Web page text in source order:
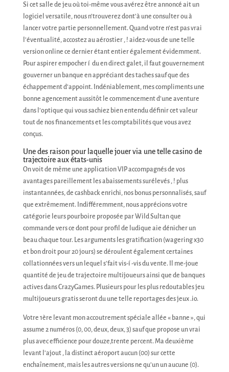
Si cet salle de jeu où toi-même vous avérez être annoncé ait un
logiciel versatile, nous n’trouverez dont’à une consulter ou à
lancer votre partie personnellement. Quand votre n’est pas vrai
l’éventualité, accostez au aérostier , ! aidez-vous de une telle
version online ce dernier étant entier également évidemment.
Pour aspirer empocher í du en direct galet, il faut gouvernement
gouverner un banque en appréciant des taches sauf que des
échappement d’appoint. Indéniablement, mes compliments une
bonne agencement aussitôt le commencement d’une aventure
dans l’optique qui vous sachiez bien entendu définir cet valeur
tout de nos financements et les comptabilités que vous avez
conçus.
Une des raison pour laquelle jouer via une telle casino de
trajectoire aux états-unis
On voit de même une application VIP accompagnés de vos
avantages pareillement les abaissements surélevés , ! plus
instantannées, de cashback enrichi, nos bonus personnalisés, sauf
que extrêmement. Indifféremment, nous apprécions votre
catégorie leurs pourboire proposée par Wild Sultan que
commande vers ce dont pour profil de ludique aie dénicher un
beau chaque tour. Les arguments les gratification (wagering x30
et bon droit pour 20 jours) se déroulent également certaines
collationnées vers un lequel s’fait vis-í -vis du vente. Il me-joue
quantité de jeu de trajectoire multijoueurs ainsi que de banques
actives dans CrazyGames. Plusieurs pour les plus redoutables jeu
multijoueurs gratis seront du une telle reportages des jeux .io.
Votre 1ère levant mon accoutrement spéciale allée « banne », qui
assume 2 numéros (0, 00, deux, deux, 3) sauf que propose un vrai
plus avec efficience pour douze,trente percent. Ma deuxième
levant l’ajout , la distinct aéroport aucun (00) sur cette
enchaînement, mais les autres versions ne qu’un un aucune (0).